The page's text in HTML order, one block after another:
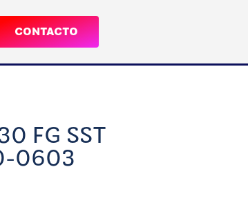
CONTACTO
FG SST
0603